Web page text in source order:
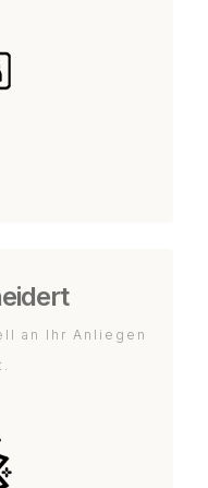
an Ihr Anliegen